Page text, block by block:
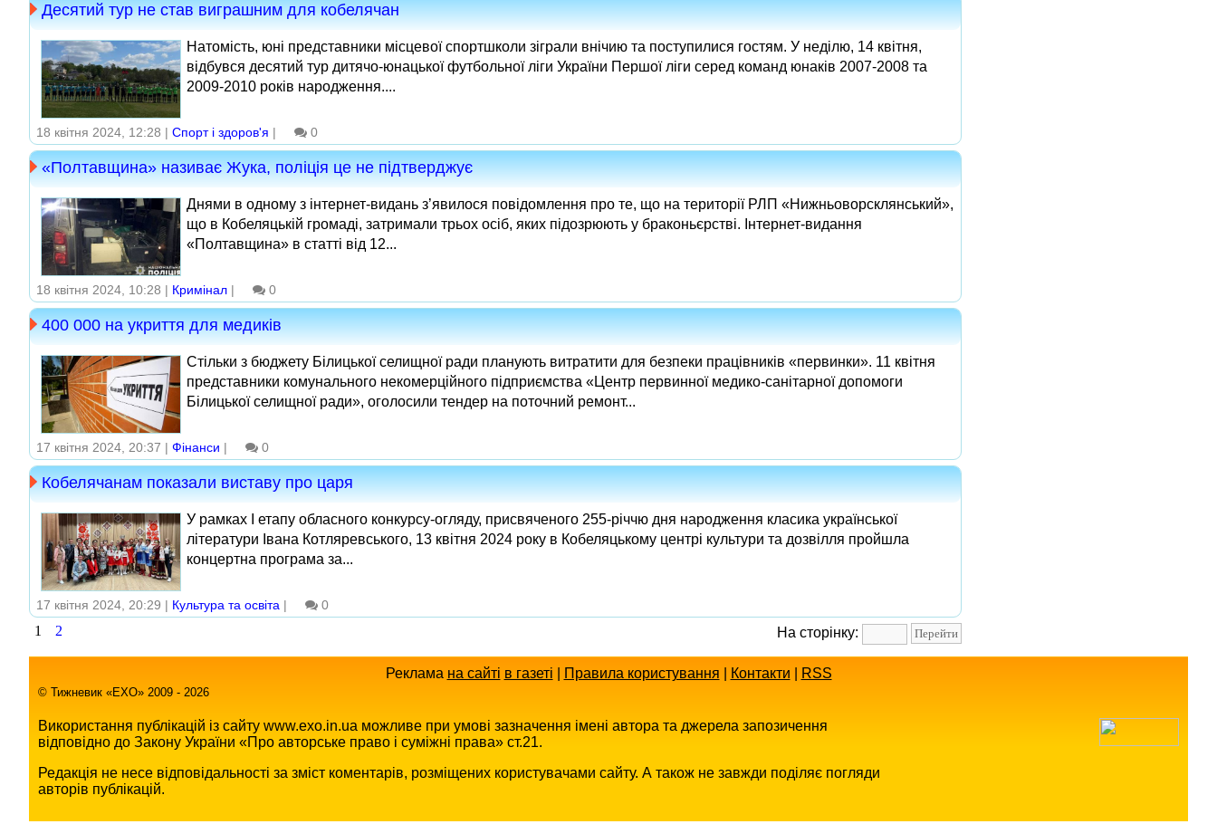
Десятий тур не став виграшним для кобелячан
Натомість, юні представники місцевої спортшколи зіграли внічию та поступилися гостям. У неділю, 14 квітня,
відбувся десятий тур дитячо-юнацької футбольної ліги України Першої ліги серед команд юнаків 2007-2008 та
2009-2010 років народження....
18 квітня 2024, 12:28 | Спорт і здоров'я | 0
«Полтавщина» називає Жука, поліція це не підтверджує
Днями в одному з інтернет-видань з’явилося повідомлення про те, що на території РЛП «Нижньоворсклянський»,
що в Кобеляцькій громаді, затримали трьох осіб, яких підозрюють у браконьєрстві. Інтернет-видання
«Полтавщина» в статті від 12...
18 квітня 2024, 10:28 | Кримінал | 0
400 000 на укриття для медиків
Стільки з бюджету Білицької селищної ради планують витратити для безпеки працівників «первинки». 11 квітня
представники комунального некомерційного підприємства «Центр первинної медико-санітарної допомоги
Білицької селищної ради», оголосили тендер на поточний ремонт...
17 квітня 2024, 20:37 | Фінанси | 0
Кобелячанам показали виставу про царя
У рамках І етапу обласного конкурсу-огляду, присвяченого 255-річчю дня народження класика української
літератури Івана Котляревського, 13 квітня 2024 року в Кобеляцькому центрі культури та дозвілля пройшла
концертна програма за...
17 квітня 2024, 20:29 | Культура та освіта | 0
На сторінку:
1 2
Реклама на сайті в газеті Правила користування Контакти RSS
© Тижневик «EХO» 2009 - 2026
Використання публікацій із сайту www.exo.in.ua можливе при умові зазначення імені автора та джерела запозичення
відповідно до Закону України «Про авторське право і суміжні права» ст.21.
Редакція не несе відповідальності за зміст коментарів, розміщених користувачами сайту. А також не завжди поділяє погляди
авторів публікацій.